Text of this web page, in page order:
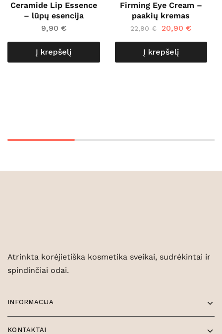
Ceramide Lip Essence
– lūpų esencija
9,90 €
Į krepšelį
Firming Eye Cream –
paakių kremas
22,90€ 20,90€
Į krepšelį
Atrinkta korėjietiška kosmetika sveikai, sudrėkintai ir
spindinčiai odai.
INFORMACIJA
KONTAKTAI